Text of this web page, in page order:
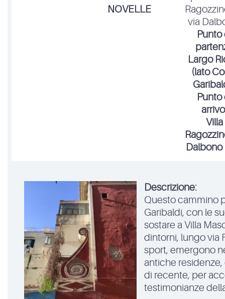
NOVELLE
via
Punto
Largo
(lato
Punto
arrivo
Villa
Dalbono
Descrizione:
Questo cammino
Garibaldi, con le
sostare a Villa
dintorni, lungo via
sport, emergono
antiche
di recente, per
testimonianze